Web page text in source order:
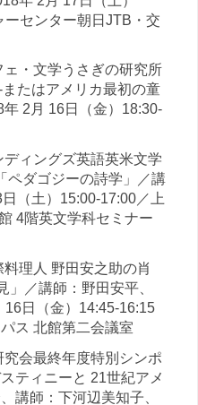
センター朝日JTB・交
・文学うさぎの研究所
たはアメリカ最初の童
2月 16日（金）18:30-
ィングズ英語英米文学
ペダゴジーの詩学」／講
（土）15:00-17:00／上
4階英文学科セミナー
理人 野田安之助の肖
」／講師：野田安平、
日（金）14:45-16:15
ス 北館第二会議室
会最終年度特別シンポ
ティニーと 21世紀アメ
講師：下河辺美知子、